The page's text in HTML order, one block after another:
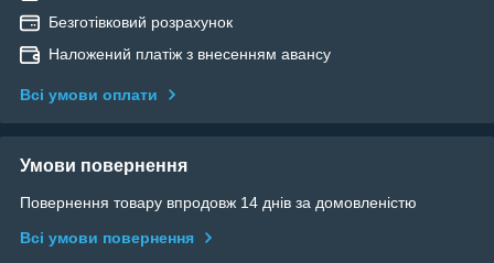
Безготівковий розрахунок
Наложений платіж з внесенням авансу
Всі умови оплати
Умови повернення
Повернення товару впродовж 14 днів за домовленістю
Всі умови повернення